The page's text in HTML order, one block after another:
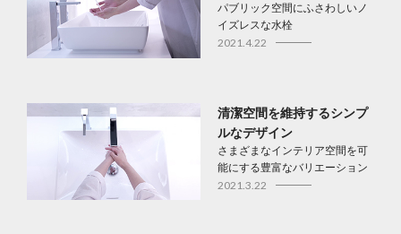
パブリック空間にふさわしいノ
イズレスな水栓
2021.4.22
清潔空間を維持するシンプ
ルなデザイン
さまざまなインテリア空間を可
能にする豊富なバリエーション
2021.3.22